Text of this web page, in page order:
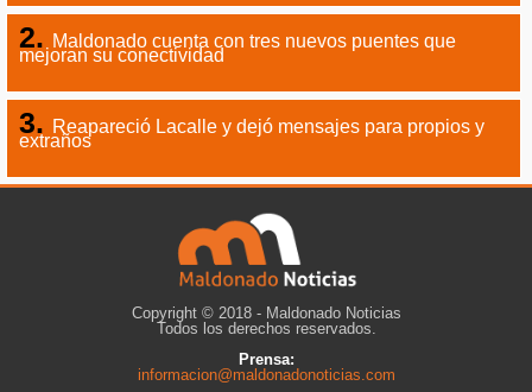
Maldonado cuenta con tres nuevos puentes que
mejoran su conectividad
Reapareció Lacalle y dejó mensajes para propios y
extraños
Copyright © 2018 - Maldonado Noticias
Todos los derechos reservados.
Prensa:
informacion@maldonadonoticias.com